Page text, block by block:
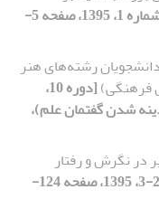
[دوره 10، شماره 1، 1395، صفحه 5-
رشته‌های هنر
فرهنگی)
[دوره 10،
شدن گفتمان علم)،
در نگرش و رفتار
[دوره 10، 2-3، 1395، صفحه 124-